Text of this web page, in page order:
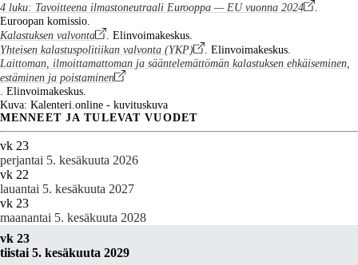
4 luku: Tavoitteena ilmastoneutraali Eurooppa — EU vuonna 2024
.
Euroopan komissio.
Kalastuksen valvonta
. Elinvoimakeskus.
Yhteisen kalastuspolitiikan valvonta (YKP)
. Elinvoimakeskus.
Laittoman, ilmoittamattoman ja sääntelemättömän kalastuksen ehkäiseminen,
estäminen ja poistaminen
. Elinvoimakeskus.
Kuva: Kalenteri.online - kuvituskuva
MENNEET JA TULEVAT VUODET
vk 23
perjantai 5. kesäkuuta 2026
vk 22
lauantai 5. kesäkuuta 2027
vk 23
maanantai 5. kesäkuuta 2028
vk 23
tiistai 5. kesäkuuta 2029